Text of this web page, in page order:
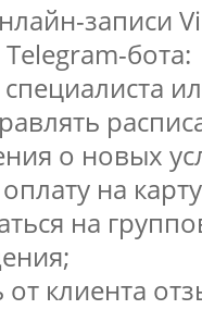
записи
бота:
о новых
на
на
клиента